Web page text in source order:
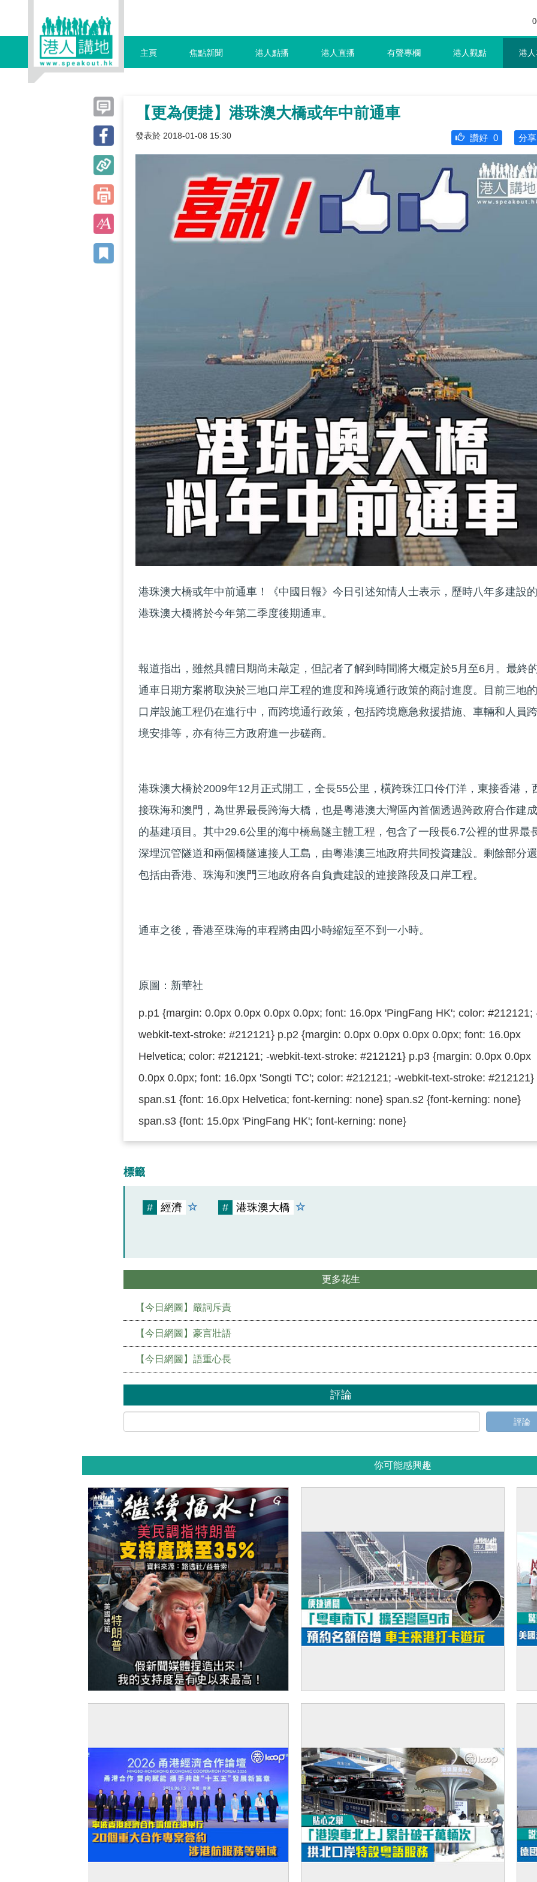
主頁 焦點新聞 港人點播 港人直播 有聲專欄 港人觀點 港
【更為便捷】港珠澳大橋或年中前通車
發表於 2018-01-08 15:30 分享
讚好 0
港珠澳大橋或年中前通車！《中國日報》今日引述知情人士表示，歷時八年多建設的
港珠澳大橋將於今年第二季度後期通車。
報道指出，雖然具體日期尚未敲定，但記者了解到時間將大概定於5月至6月。最終
通車日期方案將取決於三地口岸工程的進度和跨境通行政策的商討進度。目前三地的
口岸設施工程仍在進行中，而跨境通行政策，包括跨境應急救援措施、車輛和人員跨
境安排等，亦有待三方政府進一步磋商。
港珠澳大橋於2009年12月正式開工，全長55公里，橫跨珠江口伶仃洋，東接香港，
接珠海和澳門，為世界最長跨海大橋，也是粵港澳大灣區內首個透過跨政府合作建成
的基建項目。其中29.6公里的海中橋島隧主體工程，包含了一段長6.7公裡的世界最
深埋沉管隧道和兩個橋隧連接人工島，由粵港澳三地政府共同投資建設。剩餘部分還
包括由香港、珠海和澳門三地政府各自負責建設的連接路段及口岸工程。
通車之後，香港至珠海的車程將由四小時縮短至不到一小時。
原圖：新華社
p.p1 {margin: 0.0px 0.0px 0.0px 0.0px; font: 16.0px 'PingFang HK'; color: #212121;
webkit-text-stroke: #212121} p.p2 {margin: 0.0px 0.0px 0.0px 0.0px; font: 16.0px
Helvetica; color: #212121; -webkit-text-stroke: #212121} p.p3 {margin: 0.0px 0.0px
0.0px 0.0px; font: 16.0px 'Songti TC'; color: #212121; -webkit-text-stroke: #212121}
span.s1 {font: 16.0px Helvetica; font-kerning: none} span.s2 {font-kerning: none}
span.s3 {font: 15.0px 'PingFang HK'; font-kerning: none}
標籤
# 經濟 # 港珠澳大橋
更多花生
【今日網圖】嚴詞斥責
【今日網圖】豪言壯語
【今日網圖】語重心長
評論
評論
你可能感興趣